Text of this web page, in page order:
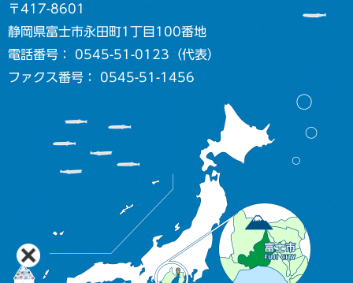
〒417-8601
静岡県富士市永田町1丁目100番地
電話番号： 0545-51-0123（代表）
ファクス番号： 0545-51-1456